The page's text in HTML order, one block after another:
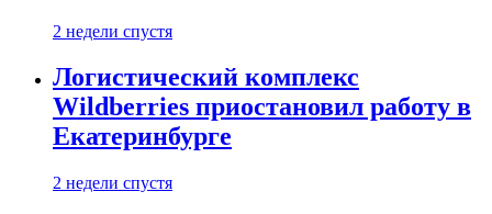
2 недели спустя
Логистический комплекс
Wildberries приостановил работу в
Екатеринбурге
2 недели спустя